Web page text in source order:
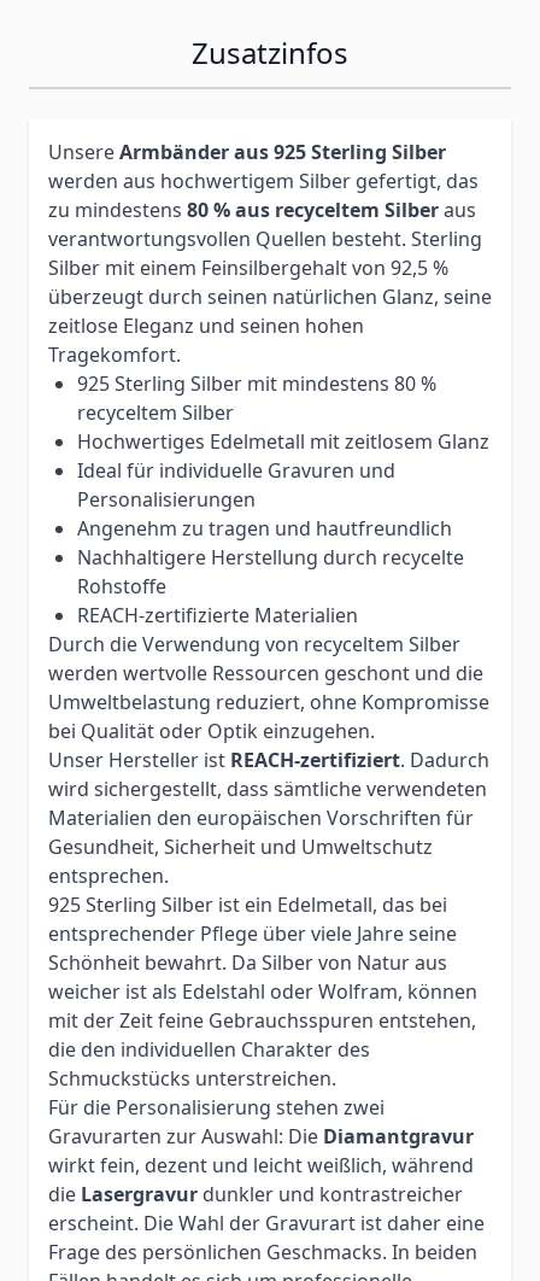
Zusatzinfos
UnsereArmbänder aus 925 Sterling Silber
werden aus hochwertigem Silber gefertigt, das
zu mindestens 80 % aus recyceltem Silberaus
verantwortungsvollen Quellen besteht. Sterling
Silber mit einem Feinsilbergehalt von 92,5 %
überzeugt durch seinen natürlichen Glanz, seine
zeitlose Eleganz und seinen hohen
Tragekomfort.
925 Sterling Silber mit mindestens 80 %
recyceltem Silber
Hochwertiges Edelmetall mit zeitlosem Glanz
Ideal für individuelle Gravuren und
Personalisierungen
Angenehm zu tragen und hautfreundlich
Nachhaltigere Herstellung durch recycelte
Rohstoffe
REACH-zertifizierte Materialien
Durch die Verwendung von recyceltem Silber
werden wertvolle Ressourcen geschont und die
Umweltbelastung reduziert, ohne Kompromisse
bei Qualität oder Optik einzugehen.
Unser Hersteller ist REACH-zertifiziert. Dadurch
wird sichergestellt, dass sämtliche verwendeten
Materialien den europäischen Vorschriften für
Gesundheit, Sicherheit und Umweltschutz
entsprechen.
925 Sterling Silber ist ein Edelmetall, das bei
entsprechender Pflege über viele Jahre seine
Schönheit bewahrt. Da Silber von Natur aus
weicher ist als Edelstahl oder Wolfram, können
mit der Zeit feine Gebrauchsspuren entstehen,
die den individuellen Charakter des
Schmuckstücks unterstreichen.
Für die Personalisierung stehen zwei
Gravurarten zur Auswahl: Die Diamantgravur
wirkt fein, dezent und leicht weißlich, während
die Lasergravur dunkler und kontrastreicher
erscheint. Die Wahl der Gravurart ist daher eine
Frage des persönlichen Geschmacks. In beiden